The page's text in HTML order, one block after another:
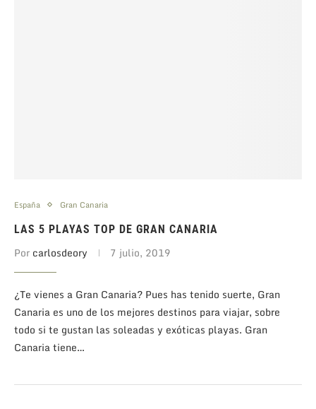
España Gran Canaria
LAS 5 PLAYAS TOP DE GRAN CANARIA
Por carlosdeory 7 julio, 2019
¿Te vienes a Gran Canaria? Pues has tenido suerte, Gran
Canaria es uno de los mejores destinos para viajar, sobre
todo si te gustan las soleadas y exóticas playas. Gran
Canaria tiene…